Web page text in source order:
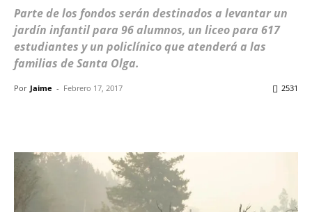
Parte de los fondos serán destinados a levantar un
jardín infantil para 96 alumnos, un liceo para 617
estudiantes y un policlínico que atenderá a las
familias de Santa Olga.
Por Jaime - Febrero 17, 2017 2531